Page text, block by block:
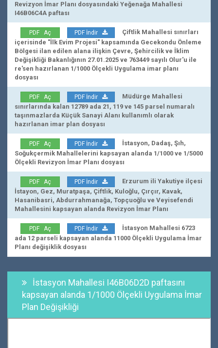
Revizyon İmar Planı dosyasındaki Yeğenağa Mahallesi
I46B06C4A paftası
PDF Aç PDF İndir
Çiftlik Mahallesi sınırları
içerisinde "İlk Evim Projesi" kapsamında Gecekondu Önleme
Bölgesi ilan edilen alana ilişkin Çevre, Şehircilik ve İklim
Değişikliği Bakanlığının 27.01.2025 ve 763449 sayılı Olur'u ile
re'sen hazırlanan 1/1000 Ölçekli Uygulama imar planı
dosyası
PDF Aç PDF İndir
Müdürge Mahallesi
sınırlarında kalan 12789 ada 21, 119 ve 145 parsel numaralı
taşınmazlarda Küçük Sanayi Alanı kullanımlı olarak
hazırlanan imar plan dosyası
PDF Aç PDF İndir
İstasyon, Dadaş, Şıh,
Soğukçermik Mahallelerini kapsayan alanda 1/1000 ve 1/5000
Ölçekli Revizyon İmar Planı dosyası
PDF Aç PDF İndir
Erzurum ili Yakutiye ilçesi
İstayon, Gez, Muratpaşa, Çiftlik, Kuloğlu, Çırçır, Kavak,
Hasanibasri, Abdurrahmanağa, Topçuoğlu ve Veyisefendi
Mahallesini kapsayan alanda Revizyon İmar Planı
PDF Aç PDF İndir
İstasyon Mahallesi 6723
ada 12 parseli kapsayan alanda 11000 Ölçekli Uygulama İmar
Planı değişiklik dosyası
İstasyon Mahallesi I46B06D2D paftasını
kapsayan alanda 1/1000 Ölçekli Uygulama İmar
Plan Değişikliği